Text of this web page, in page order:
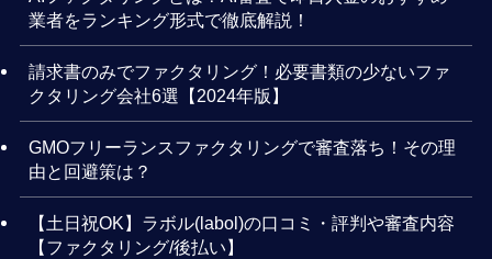
業者をランキング形式で徹底解説！
請求書のみでファクタリング！必要書類の少ないファ
クタリング会社6選【2024年版】
GMOフリーランスファクタリングで審査落ち！その理
由と回避策は？
【土日祝OK】ラボル(labol)の口コミ・評判や審査内容
【ファクタリング/後払い】